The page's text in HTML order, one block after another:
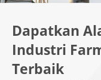
Dapatkan
Industri
Terbaik